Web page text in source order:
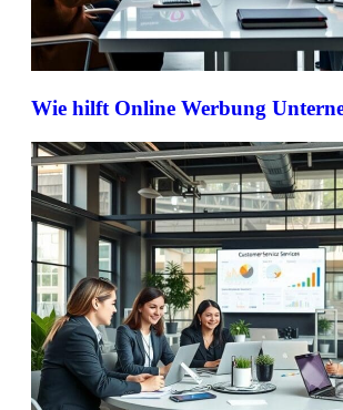
Wie hilft Online Werbung